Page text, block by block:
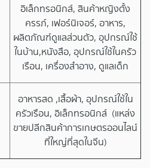
อิเล็กทรอนิกส์, สินค้าหญิงตั้ง
ครรภ์, เฟอร์นิเจอร์, อาหาร,
ผลิตภัณฑ์ดูแลส่วนตัว, อุปกรณ์ใช้
ในบ้าน,หนังสือ, อุปกรณ์ใช้ในครัว
เรือน, เครื่องสำอาง, ดูแลเด็ก
อาหารสด ,เสื้อผ้า, อุปกรณ์ใช้ใน
ครัวเรือน, อิเล็กทรอนิกส์ (แหล่ง
ขายปลีกสินค้าการเกษตรออนไลน์
ที่ใหญ่ที่สุดในจีน)